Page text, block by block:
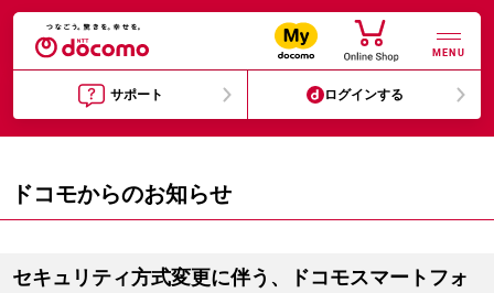
MENU
サポート ログインする
ドコモからのお知らせ
セキュリティ方式変更に伴う、ドコモスマートフォ